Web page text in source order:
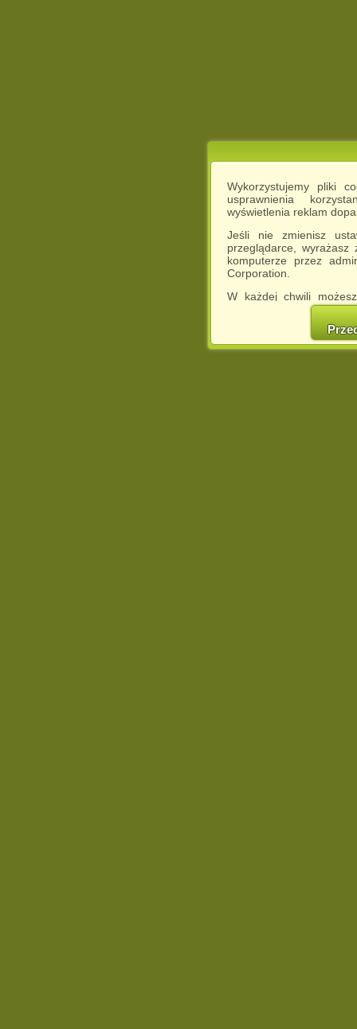
Wykorzystujemy pliki
usprawnienia
wyświetlenia reklam
Jeśli nie zmienisz
przeglądarce,
komputerze przez
Corporation.
W każdej chwili
cookies w swojej
w naszej
http://chomikuj.pl/